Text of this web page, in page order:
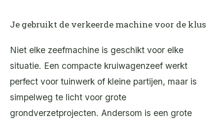
Je gebruikt de verkeerde machine voor de klus
Niet elke zeefmachine is geschikt voor elke
situatie. Een compacte kruiwagenzeef werkt
perfect voor tuinwerk of kleine partijen, maar is
simpelweg te licht voor grote
grondverzetprojecten. Andersom is een grote